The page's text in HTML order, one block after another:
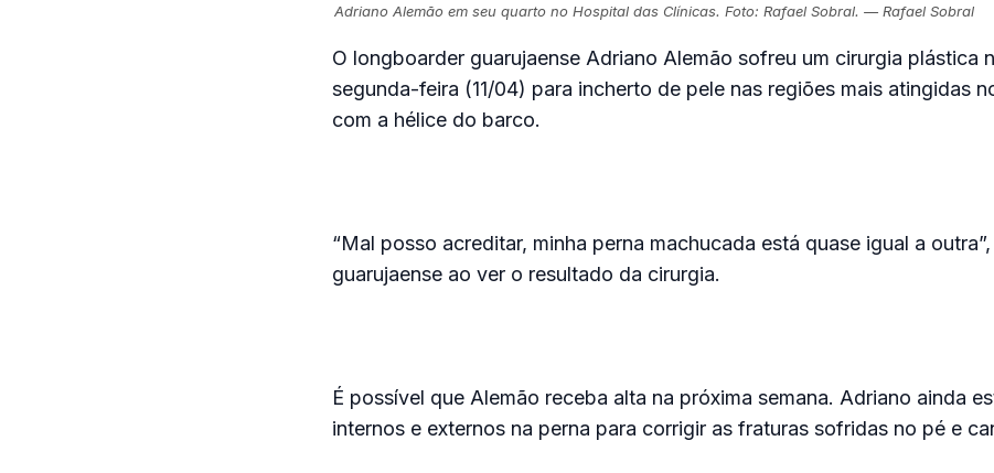
Adriano Alemão em seu quarto no Hospital das Clínicas. Foto: Rafael Sobral. — Rafael Sobral
O longboarder guarujaense Adriano Alemão sofreu um cirurgia plástica
segunda-feira (11/04) para incherto de pele nas regiões mais atingidas
com a hélice do barco.
“Mal posso acreditar, minha perna machucada está quase igual a
guarujaense ao ver o resultado da cirurgia.
É possível que Alemão receba alta na próxima semana. Adriano ainda
internos e externos na perna para corrigir as fraturas sofridas no pé e